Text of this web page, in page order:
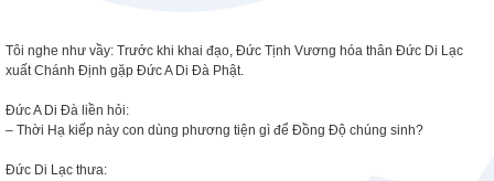
Tôi nghe như vầy: Trước khi khai đạo, Đức Tịnh Vương hóa thân Đức Di Lạc
xuất Chánh Định gặp Đức A Di Đà Phật.
Đức A Di Đà liền hỏi:
– Thời Hạ kiếp này con dùng phương tiện gì để Đồng Độ chúng sinh?
Đức Di Lạc thưa: